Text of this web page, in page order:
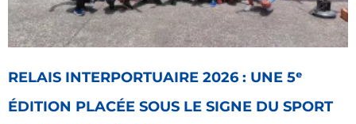
RELAIS INTERPORTUAIRE 2026 : UNE 5ᵉ
ÉDITION PLACÉE SOUS LE SIGNE DU SPORT